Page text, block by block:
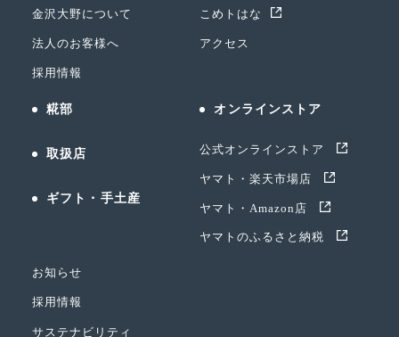
金沢大野について
法人のお客様へ
採用情報
こめトはな
アクセス
糀部
取扱店
ギフト・手土産
オンラインストア
公式オンラインストア
ヤマト・楽天市場店
ヤマト・Amazon店
ヤマトのふるさと納税
お知らせ
採用情報
サステナビリティ